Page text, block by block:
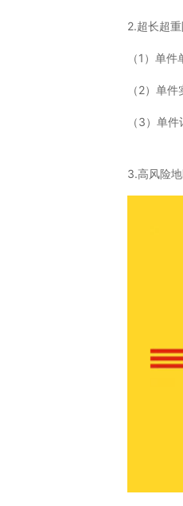
2.超长超
（1）单
（2）单
（3）单
3.高风险